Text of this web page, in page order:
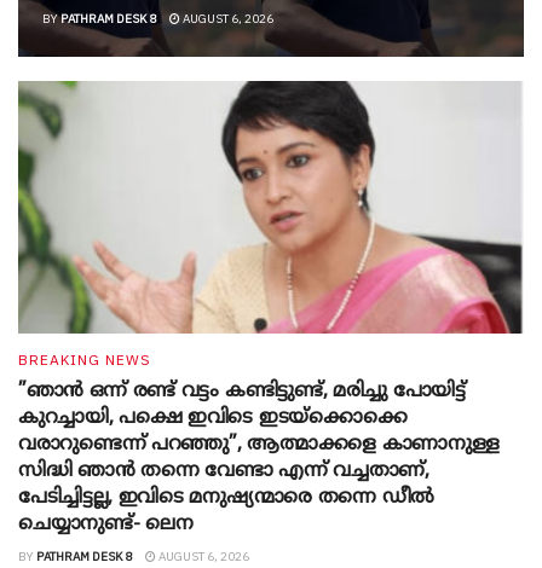
BYPATHRAM DESK 8 AUGUST 6, 2026
BREAKING NEWS
”ഞാന്‍ ഒന്ന് രണ്ട് വട്ടം കണ്ടിട്ടുണ്ട്, മരിച്ചു പോയിട്ട്
കുറച്ചായി, പക്ഷെ ഇവിടെ ഇടയ്‌ക്കൊക്കെ
വരാറുണ്ടെന്ന് പറഞ്ഞു”, ആത്മാക്കളെ കാണാനുള്ള
സിദ്ധി ഞാന്‍ തന്നെ വേണ്ടാ എന്ന് വച്ചതാണ്,
പേടിച്ചിട്ടല്ല, ഇവിടെ മനുഷ്യന്മാരെ തന്നെ ഡീല്‍
ചെയ്യാനുണ്ട്- ലെന
BY PATHRAM DESK 8 AUGUST 6, 2026